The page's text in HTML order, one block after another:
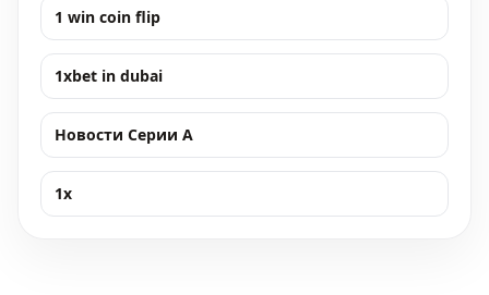
1 win coin flip
1xbet in dubai
Новости Серии А
1x